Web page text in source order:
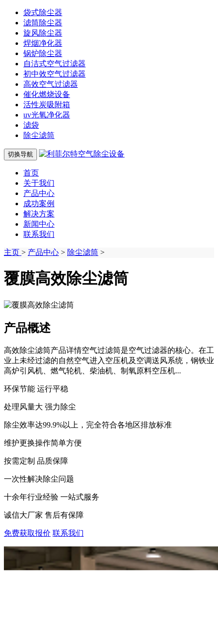
袋式除尘器
滤筒除尘器
旋风除尘器
焊烟净化器
锅炉除尘器
自洁式空气过滤器
初中效空气过滤器
高效空气过滤器
催化燃烧设备
活性炭吸附箱
uv光氧净化器
滤袋
除尘滤筒
切换导航
首页
关于我们
产品中心
成功案例
解决方案
新闻中心
联系我们
主页 > 产品中心 > 除尘滤筒 >
覆膜高效除尘滤筒
产品概述
高效除尘滤筒产品详情空气过滤筒是空气过滤器的核心。在工
业上未经过滤的自然空气进入空压机及空调送风系统，钢铁业
高炉引风机、燃气轮机、柴油机、制氧原料空压机...
环保节能 运行平稳
处理风量大 强力除尘
除尘效率达99.9%以上，完全符合各地区排放标准
维护更换操作简单方便
按需定制 品质保障
一次性解决除尘问题
十余年行业经验 一站式服务
诚信大厂家 售后有保障
免费获取报价 联系我们